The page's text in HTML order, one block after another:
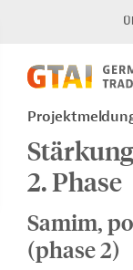
2. Phase
Samim,
(phase 2)